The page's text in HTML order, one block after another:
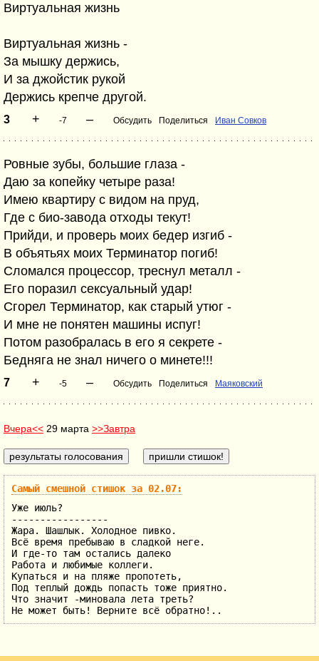
Виртуальная жизнь
Виртуальная жизнь -
За мышку держись,
И за джойстик рукой
Держись крепче другой.
3 + -7 – Обсудить Поделиться Иван Совков
Ровные зубы, большие глаза -
Даю за копейку четыре раза!
Имею квартиру с видом на пруд,
Где с био-завода отходы текут!
Прийди, и проверь моих бедер изгиб -
В объятьях моих Терминатор погиб!
Сломался процессор, треснул металл -
Его поразил сексуальный удар!
Сгорел Терминатор, как старый утюг -
И мне не понятен машины испуг!
Потом разобралась в его я секрете -
Бедняга не знал ничего о минете!!!
7 + -5 – Обсудить Поделиться Маяковский
Вчера<< 29 марта >>Завтра
Самый смешной стишок за 02.07:
Уже июль?
-----------------
Жара. Шашлык. Холодное пивко.
Всё время пребываю в сладкой неге.
И где-то там остались далеко
Работа и любимые коллеги.
Купаться и на пляже пропотеть,
Под теплый дождь попасть тоже приятно.
Что значит -миновала лета треть?
Не может быть! Верните всё обратно!..